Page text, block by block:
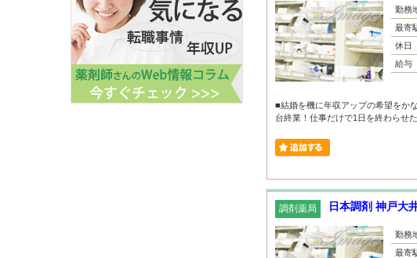
勤務
最寄
休日
給与
■結婚を機に年収アップの希望をか
台終業！仕事だけで1日を終わらせ
調剤薬局 日本調剤 神戸大
勤務
最寄